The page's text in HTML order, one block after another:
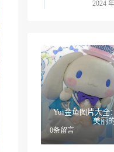
2024
Yui金鱼图片大全
美丽
0条留言